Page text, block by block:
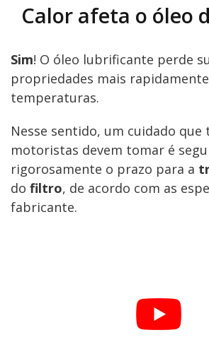
Calor afeta o óleo
Sim! O óleo lubrificante perde
propriedades mais
temperaturas.
Nesse sentido, um cuidado que
motoristas devem tomar é
rigorosamente o prazo para a
do filtro, de acordo com as
fabricante.